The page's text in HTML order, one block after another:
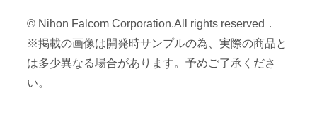
© Nihon Falcom Corporation.All rights reserved．
※掲載の画像は開発時サンプルの為、実際の商品と
は多少異なる場合があります。予めご了承くださ
い。